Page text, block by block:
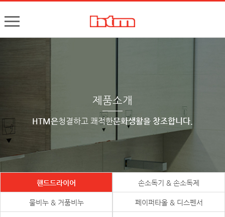
제품소개
HTM은청결하고 쾌적한문화생활을 창조합니다.
핸드드라이어 손소독기 & 손소독제
물비누 & 거품비누 페이퍼타올 & 디스펜서